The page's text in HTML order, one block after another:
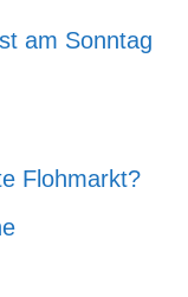
am Sonntag
Flohmarkt?